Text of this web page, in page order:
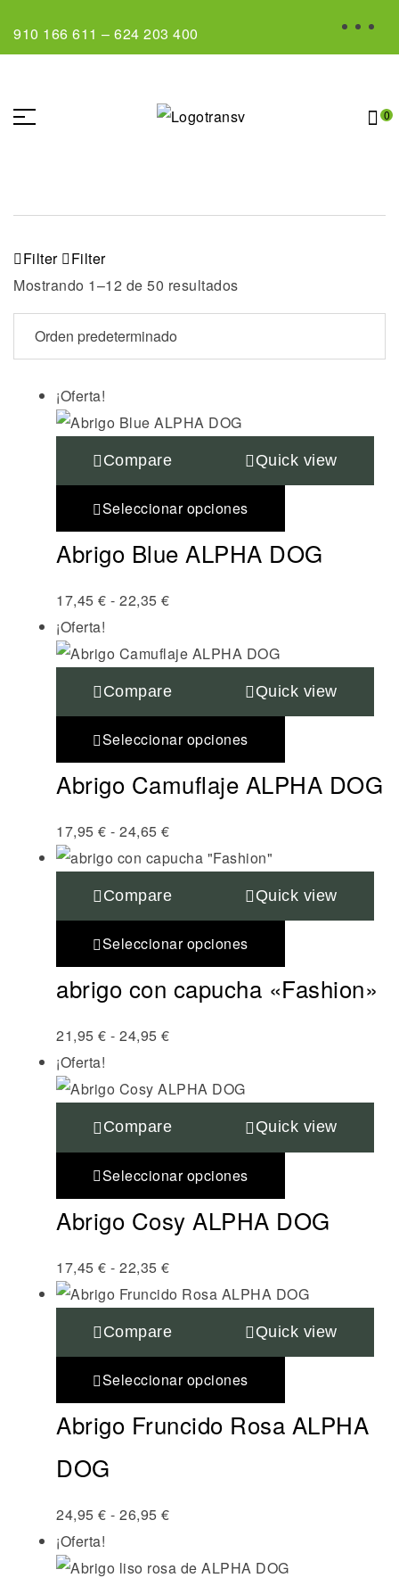
910 166 611 – 624 203 400
0
Filter
Filter
Mostrando 1–12 de 50 resultados
¡Oferta!
Compare Quick view
Seleccionar opciones
Abrigo Blue ALPHA DOG
17,45 € - 22,35 €
¡Oferta!
Compare Quick view
Seleccionar opciones
Abrigo Camuflaje ALPHA DOG
17,95 € - 24,65 €
Compare Quick view
Seleccionar opciones
abrigo con capucha «Fashion»
21,95 € - 24,95 €
¡Oferta!
Compare Quick view
Seleccionar opciones
Abrigo Cosy ALPHA DOG
17,45 € - 22,35 €
Compare Quick view
Seleccionar opciones
Abrigo Fruncido Rosa ALPHA
DOG
24,95 € - 26,95 €
¡Oferta!